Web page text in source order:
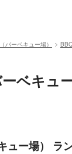
バーベキュー場）
ベキュ
ュー場） ラ